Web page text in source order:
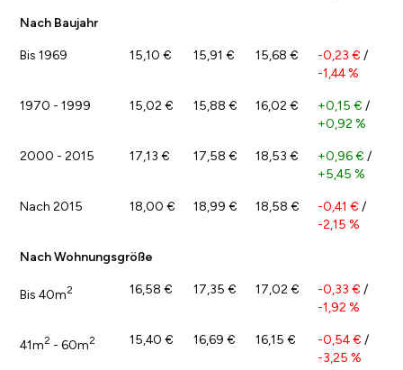
Nach Baujahr
Bis 1969 15,10 € 15,91 € 15,68 € -0,23 € /
-1,44 %
1970 - 1999 15,02 € 15,88 € 16,02 € +0,15 € /
+0,92 %
2000 - 2015 17,13 € 17,58 € 18,53 € +0,96 € /
+5,45 %
Nach 2015 18,00 € 18,99 € 18,58 € -0,41 € /
-2,15 %
Nach Wohnungsgröße
Bis 40m2 16,58 € 17,35 € 17,02 € -0,33 € /
-1,92 %
41m2 - 60m2 15,40 € 16,69 € 16,15 € -0,54 € /
-3,25 %